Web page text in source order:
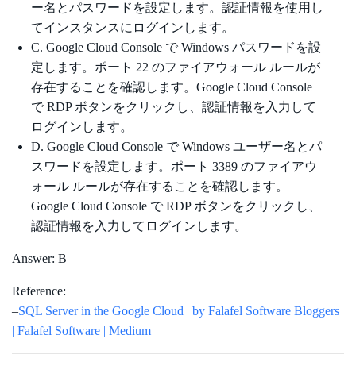
ー名とパスワードを設定します。認証情報を使用し
てインスタンスにログインします。
C. Google Cloud Console で Windows パスワードを設
定します。ポート 22 のファイアウォール ルールが
存在することを確認します。Google Cloud Console
で RDP ボタンをクリックし、認証情報を入力して
ログインします。
D. Google Cloud Console で Windows ユーザー名とパ
スワードを設定します。ポート 3389 のファイアウ
ォール ルールが存在することを確認します。
Google Cloud Console で RDP ボタンをクリックし、
認証情報を入力してログインします。
Answer: B
Reference:
–SQL Server in the Google Cloud | by Falafel Software Bloggers
| Falafel Software | Medium